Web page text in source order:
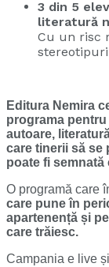
3 din 5
literatură
Cu un risc
Editura Nemira
programa
autoare,
care tinerii să se
poate fi semnată
O programă care
care pune în
apartenență și
care trăiesc.
Campania e live